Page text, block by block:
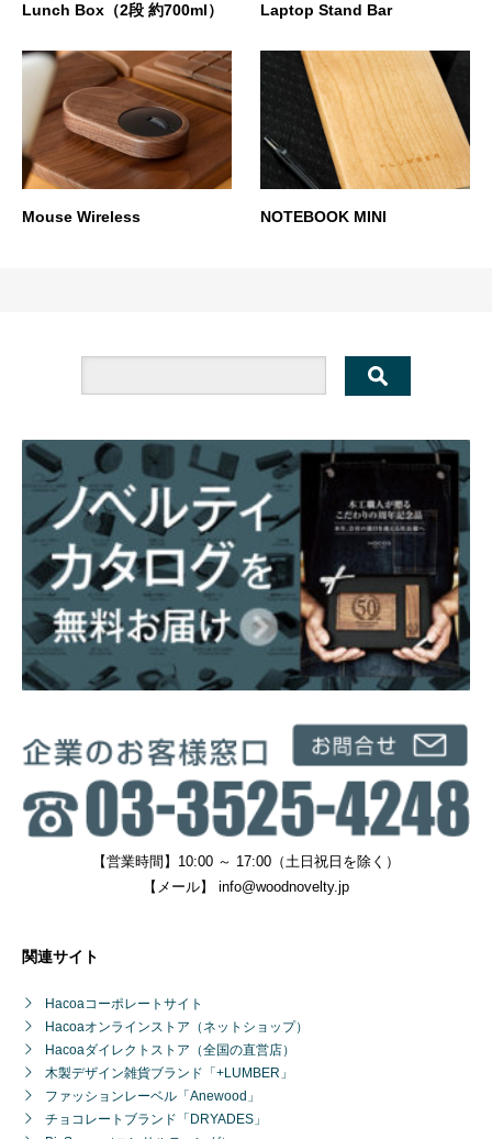
Lunch Box（2段 約700ml） Laptop Stand Bar
Mouse Wireless NOTEBOOK MINI
【営業時間】10:00 ～ 17:00（土日祝日を除く）
【メール】 info@woodnovelty.jp
関連サイト
Hacoaコーポレートサイト
Hacoaオンラインストア（ネットショップ）
Hacoaダイレクトストア（全国の直営店）
木製デザイン雑貨ブランド「+LUMBER」
ファッションレーベル「Anewood」
チョコレートブランド「DRYADES」